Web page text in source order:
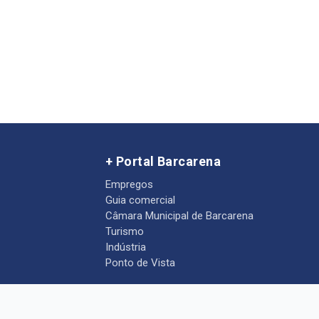
+ Portal Barcarena
Empregos
Guia comercial
Câmara Municipal de Barcarena
Turismo
Indústria
Ponto de Vista